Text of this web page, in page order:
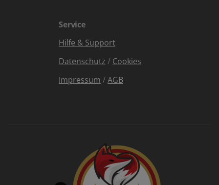
Service
Hilfe & Support
Datenschutz / Cookies
Impressum /AGB